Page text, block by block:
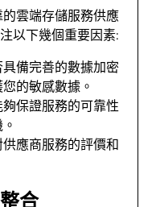
雲端存儲服務供應
以下幾個重要因素:
備完善的數據加密
的敏感數據。
保證服務的可靠性
應商服務的評價和
合